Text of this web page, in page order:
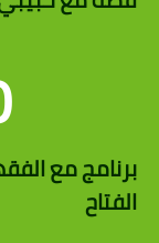
برنامج مع
الفتاح